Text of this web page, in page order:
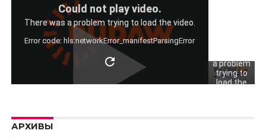
Could not play video.
There was a problem trying to load the video.
Error code: hls:networkError_manifestParsingError
a problem
trying to
load the
АРХИВЫ